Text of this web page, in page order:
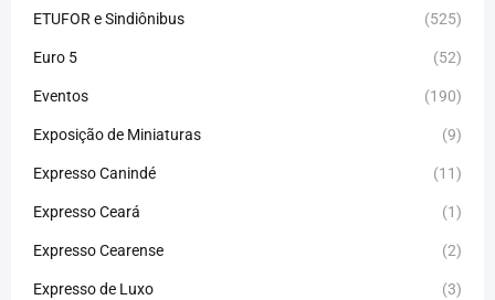
ETUFOR e Sindiônibus (525)
Euro 5 (52)
Eventos (190)
Exposição de Miniaturas (9)
Expresso Canindé (11)
Expresso Ceará (1)
Expresso Cearense (2)
Expresso de Luxo (3)